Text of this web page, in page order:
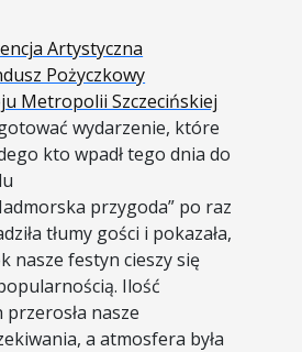
Artystyczna
Pożyczkowy
Metropolii Szczecińskiej
wydarzenie, które
kto wpadł tego dnia do
przygoda” po raz
tłumy gości i pokazała,
nasze festyn cieszy się
Ilość
przerosła nasze
a atmosfera była